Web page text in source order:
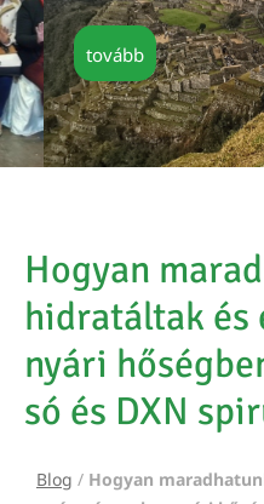
tovább
Hogyan
hidratáltak és
nyári
só és DXN
Blog / Hogyan